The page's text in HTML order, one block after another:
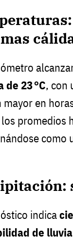
de 23 °C, con
mayor en
promedios
como
indica
de lluvia